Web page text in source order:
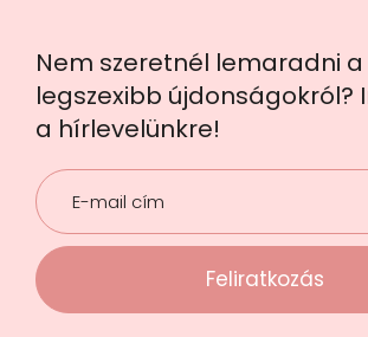
Nem szeretnél lemaradni a
legszexibb újdonságokról?
a hírlevelünkre!
Feliratkozás